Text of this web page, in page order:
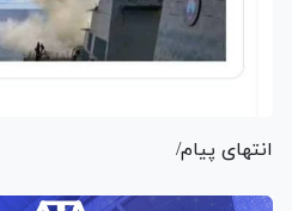
انتهای پیام/